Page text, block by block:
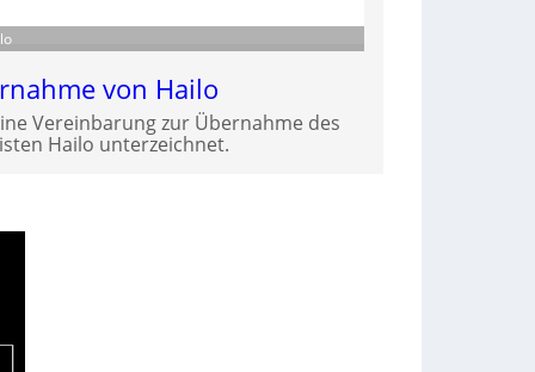
von Hailo
Vereinbarung zur Übernahme des
Hailo unterzeichnet.